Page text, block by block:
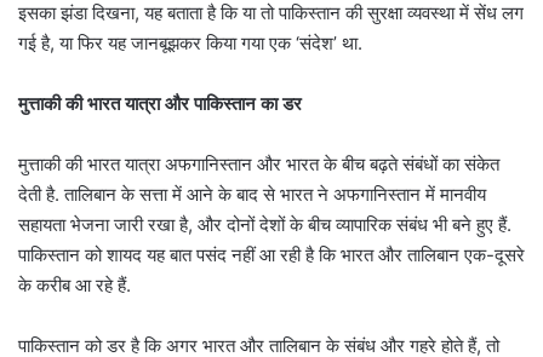
इसका झंडा दिखना, यह बताता है कि या तो पाकिस्तान की सुरक्षा व्यवस्था में सेंध लग
गई है, या फिर यह जानबूझकर किया गया एक ‘संदेश’ था.
मुत्ताकी की भारत यात्रा और पाकिस्तान का डर
मुत्ताकी की भारत यात्रा अफगानिस्तान और भारत के बीच बढ़ते संबंधों का संकेत
देती है. तालिबान के सत्ता में आने के बाद से भारत ने अफगानिस्तान में मानवीय
सहायता भेजना जारी रखा है, और दोनों देशों के बीच व्यापारिक संबंध भी बने हुए हैं.
पाकिस्तान को शायद यह बात पसंद नहीं आ रही है कि भारत और तालिबान एक-दूसरे
के करीब आ रहे हैं.
पाकिस्तान को डर है कि अगर भारत और तालिबान के संबंध और गहरे होते हैं, तो